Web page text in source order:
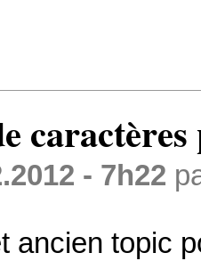
- 7h22
ancien topic